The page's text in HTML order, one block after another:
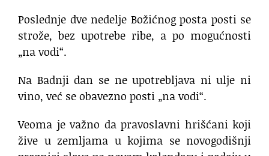
Poslednje dve nedelje Božićnog posta posti se
strože, bez upotrebe ribe, a po mogućnosti
„na vodi“.
Na Badnji dan se ne upotrebljava ni ulje ni
vino, već se obavezno posti „na vodi“.
Veoma je važno da pravoslavni hrišćani koji
žive u zemljama u kojima se novogodišnji